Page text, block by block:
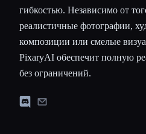
гибкостью. Независимо от
реалистичные фотографии,
композиции или смелые
PixaryAI обеспечит полную
без ограничений.